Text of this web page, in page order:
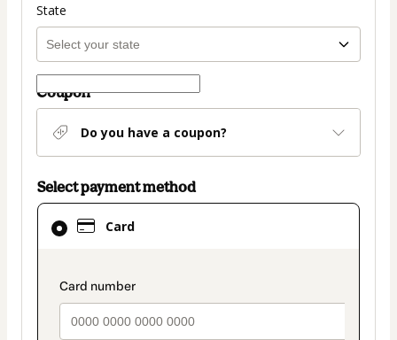
State
Coupon
Do you have a coupon?
Select payment method
Card
payment_data.section_title_v2
Card
selected
method